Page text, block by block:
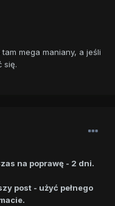
mega maniany, a jeśli
się.
na poprawę - 2 dni.
post - użyć pełnego